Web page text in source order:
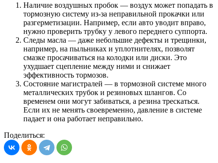
Наличие воздушных пробок — воздух может попадать в
тормозную систему из-за неправильной прокачки или
разгерметизации. Например, если авто уводит вправо,
нужно проверить трубку у левого переднего суппорта.
Следы масла — даже небольшие дефекты и трещинки,
например, на пыльниках и уплотнителях, позволят
смазке просачиваться на колодки или диски. Это
ухудшает сцепление между ними и снижает
эффективность тормозов.
Состояние магистралей — в тормозной системе много
металлических трубок и резиновых шлангов. Со
временем они могут забиваться, а резина трескаться.
Если их не менять своевременно, давление в системе
падает и она работает неправильно.
Поделиться: